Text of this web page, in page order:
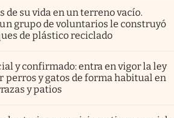
de su vida en un terreno vacío.
grupo de voluntarios le construyó
de plástico reciclado
y confirmado: entra en vigor la ley
perros y gatos de forma habitual en
y patios